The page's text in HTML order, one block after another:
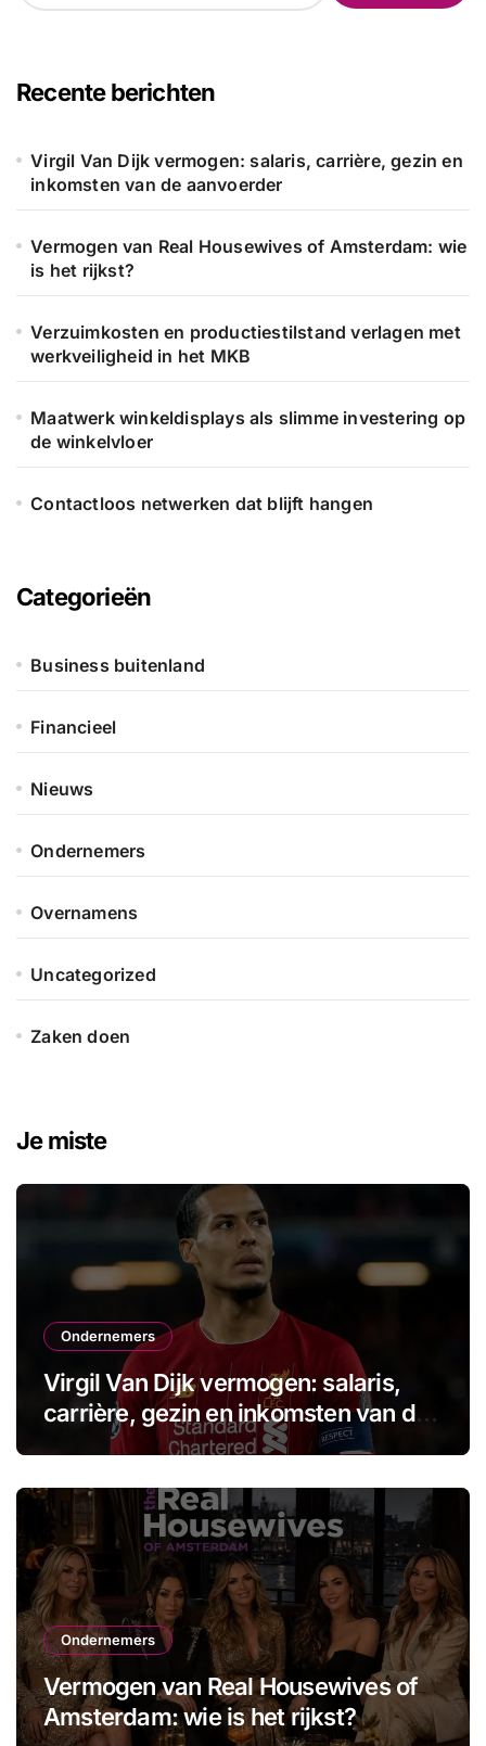
n
n
a
Recente berichten
Virgil Van Dijk vermogen: salaris, carrière, gezin en
inkomsten van de aanvoerder
Vermogen van Real Housewives of Amsterdam: wie
is het rijkst?
Verzuimkosten en productiestilstand verlagen met
werkveiligheid in het MKB
Maatwerk winkeldisplays als slimme investering op
de winkelvloer
Contactloos netwerken dat blijft hangen
Categorieën
Business buitenland
Financieel
Nieuws
Ondernemers
Overnamens
Uncategorized
Zaken doen
Je miste
Ondernemers
Virgil Van Dijk vermogen: salaris,
carrière, gezin en inkomsten van de
aanvoerder
Ondernemers
Vermogen van Real Housewives of
Amsterdam: wie is het rijkst?